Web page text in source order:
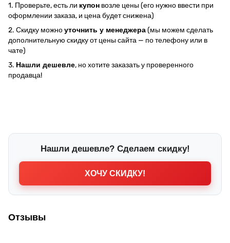
1. Проверьте, есть ли купон возле цены (его нужно ввести при
оформлении заказа, и цена будет снижена)
2. Скидку можноуточнить у менеджера(мы можем сделать
дополнительную скидку от цены сайта — по телефону или в
чате)
3. Нашли дешевле, но хотите заказать у проверенного
продавца!
Нашли дешевле? Сделаем скидку!
ХОЧУ СКИДКУ!
Отзывы